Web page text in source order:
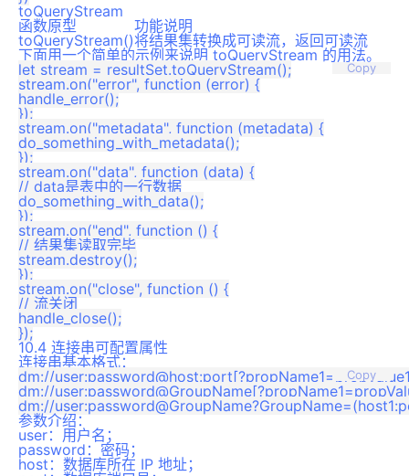
toQueryStream
函数原型
功能说明
toQueryStream()将结果集转换成可读流，返回可读流
下面用一个简单的示例来说明 toQueryStream 的用法。
Copy
let stream = resultSet.toQueryStream();
stream.on("error", function (error) {
handle_error();
});
stream.on("metadata", function (metadata) {
do_something_with_metadata();
});
stream.on("data", function (data) {
// data是表中的一行数据
do_something_with_data();
});
stream.on("end", function () {
// 结果集读取完毕
stream.destroy();
});
stream.on("close", function () {
// 流关闭
handle_close();
10.4 连接串可配置属性
连接串基本格式：
Copy
dm://
dm://
参数介绍：
user：用户名；
password：密码；
host：数据库所在 IP 地址；